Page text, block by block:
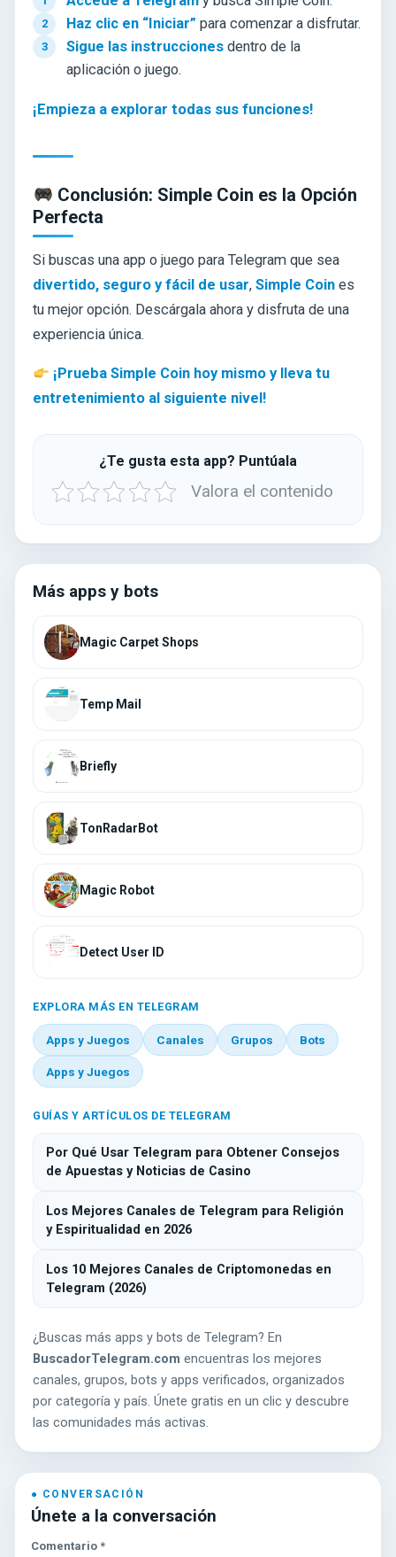
Haz clic en “Iniciar” para comenzar a disfrutar.
Sigue las instrucciones dentro de la
aplicación o juego.
¡Empieza a explorar todas sus funciones!
Conclusión: Simple Coin es la Opción
Perfecta
Si buscas una app o juego para Telegram que sea
divertido, seguro y fácil de usar, Simple Coin es
tu mejor opción. Descárgala ahora y disfruta de una
experiencia única.
¡Prueba Simple Coin hoy mismo y lleva tu
entretenimiento al siguiente nivel!
¿Te gusta esta app? Puntúala
Valora el contenido
Más apps y bots
Magic Carpet Shops
Temp Mail
Briefly
TonRadarBot
Magic Robot
Detect User ID
EXPLORA MÁS EN TELEGRAM
Apps y Juegos Canales Grupos Bots
Apps y Juegos
GUÍAS Y ARTÍCULOS DE TELEGRAM
Por Qué Usar Telegram para Obtener Consejos
de Apuestas y Noticias de Casino
Los Mejores Canales de Telegram para Religión
y Espiritualidad en 2026
Los 10 Mejores Canales de Criptomonedas en
Telegram (2026)
¿Buscas más apps y bots de Telegram? En
BuscadorTelegram.com encuentras los mejores
canales, grupos, bots y apps verificados, organizados
por categoría y país. Únete gratis en un clic y descubre
las comunidades más activas.
Únete a la conversación
Comentario *